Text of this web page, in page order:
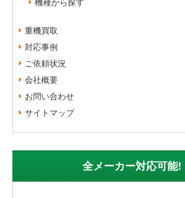
重機買取
対応事例
ご依頼状況
会社概要
お問い合わせ
サイトマップ
全メーカー対応可能!